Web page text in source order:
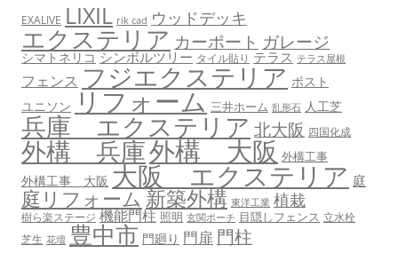
EXALIVE LIXIL rik cad ウッドデッキ
エクステリア カーポート ガレージ
シマトネリコ シンボルツリー タイル貼り テラス テラス屋根
フェンス フジエクステリア ポスト
ユニソン リフォーム 三井ホーム 乱形石 人工芝
兵庫 エクステリア 北大阪 四国化成
外構 兵庫外構 大阪 外構工事
外構工事 大阪 大阪 エクステリア 庭
庭リフォーム 新築外構 東洋工業 植栽
樹ら楽ステージ 機能門柱 照明 玄関ポーチ 目隠しフェンス 立水栓
芝生 花壇 豊中市 門廻り 門扉 門柱